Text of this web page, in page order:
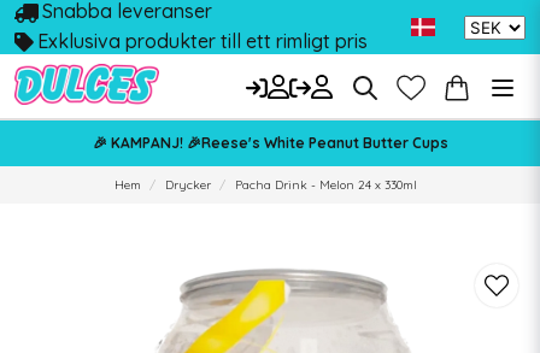
Snabba leveranser
Exklusiva produkter till ett rimligt pris
🎉 KAMPANJ! 🎉Reese's White Peanut Butter Cups
Hem Drycker Pacha Drink - Melon 24 x 330ml